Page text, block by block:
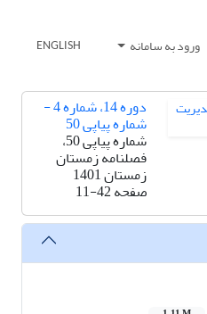
ورود به سامانه ENGLISH
دوره 14، شماره 4 -
شماره پیاپی 50
شماره پیاپی 50،
فصلنامه زمستان
زمستان 1401
صفحه11-42